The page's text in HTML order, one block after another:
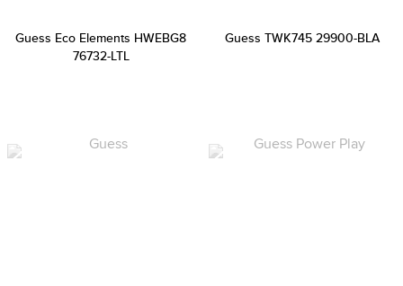
Guess Eco Elements HWEBG8
76732-LTL
Guess TWK745 29900-BLA